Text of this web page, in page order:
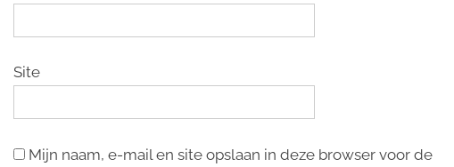
Site
Mijn naam, e-mail en site opslaan in deze browser voor de